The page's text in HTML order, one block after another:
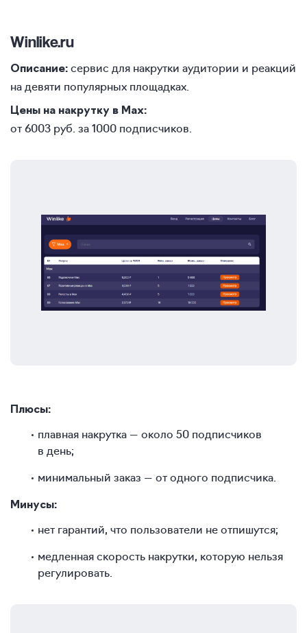
Winlike.ru
Описание: сервис для накрутки аудитории и реакций
на девяти популярных площадках.
Цены на накрутку в Max:
от 6003 руб. за 1000 подписчиков.
Плюсы:
плавная накрутка — около 50 подписчиков
в день;
минимальный заказ — от одного подписчика.
Минусы:
нет гарантий, что пользователи не отпишутся;
медленная скорость накрутки, которую нельзя
регулировать.